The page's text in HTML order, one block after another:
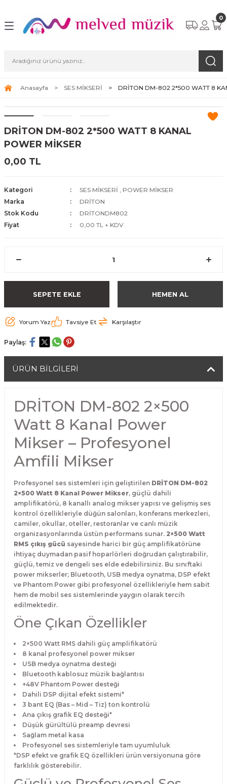
0
Anasayfa SES MİKSERİ DRİTON DM-802 2*500 WATT 8
DRİTON DM-802 2*500 WATT 8 KANAL
POWER MİKSER
0,00 TL
Kategori SES MİKSERİ , POWER MİKSER
Marka
DRİTON
Stok Kodu
DRİTONDM802
Fiyat
0,00 TL + KDV
SEPETE EKLE HEMEN AL
Yorum Yaz Tavsiye Et Karşılaştır
Paylaş:
ÜRÜN BİLGİLERİ
DRİTON DM-802 2×500
Watt 8 Kanal Power
Mikser – Profesyonel
Amfili Mikser
Profesyonel ses sistemleri için geliştirilen DRİTON DM-802
2×500 Watt 8 Kanal Power Mikser, güçlü dahili
amplifikatörü, 8 kanallı analog mikser yapısı ve gelişmiş ses
kontrol özellikleriyle düğün salonları, konferans merkezleri,
camiler, okullar, oteller, restoranlar ve canlı müzik
organizasyonlarında üstün performans sunar. 2×500 Watt
RMS çıkış gücü sayesinde harici bir güç amplifikatörüne
ihtiyaç duymadan pasif hoparlörleri doğrudan çalıştırabilir,
güçlü, temiz ve dengeli ses elde edebilirsiniz. Bu sınıftaki
power mikserler; Bluetooth, USB medya oynatma, DSP efekt
ve Phantom Power gibi profesyonel özellikleriyle hem sabit
hem de mobil ses sistemlerinde yaygın olarak tercih
edilmektedir.
Öne Çıkan Özellikler
2×500 Watt RMS dahili güç amplifikatörü
8 kanal profesyonel power mikser
USB medya oynatma desteği
Bluetooth kablosuz müzik bağlantısı
+48V Phantom Power desteği
Dahili DSP dijital efekt sistemi*
3 bant EQ (Bas – Mid – Tiz) ton kontrolü
Ana çıkış grafik EQ desteği*
Düşük gürültülü preamp devresi
Sağlam metal kasa
Profesyonel ses sistemleriyle tam uyumluluk
*DSP efekt ve grafik EQ özellikleri ürün versiyonuna göre
farklılık gösterebilir.